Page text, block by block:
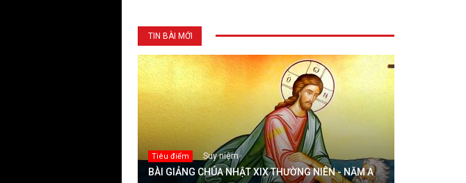
TIN BÀI MỚI
Tiêu điểm Suy niệm
BÀI GIẢNG CHÚA NHẬT XIX THƯỜNG NIÊN - NĂM A